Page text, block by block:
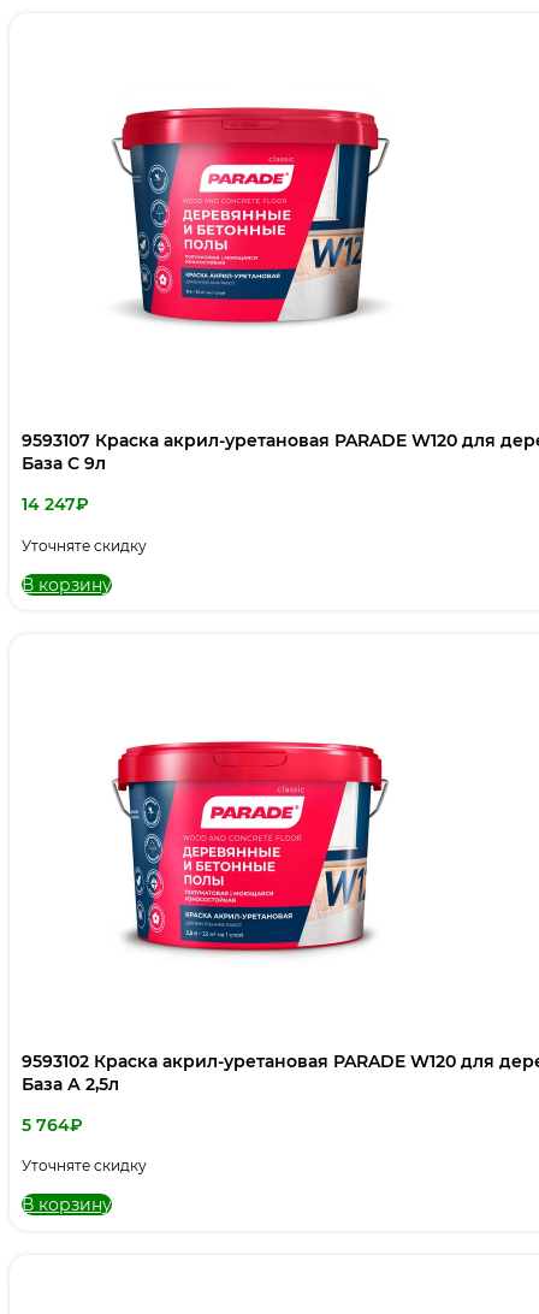
9593107 Краска акрил-уретановая PARADE W120 для
База С 9л
14 247₽
Уточняте скидку
В корзину
9593102 Краска акрил-уретановая PARADE W120 для
База А 2,5л
5 764₽
Уточняте скидку
В корзину